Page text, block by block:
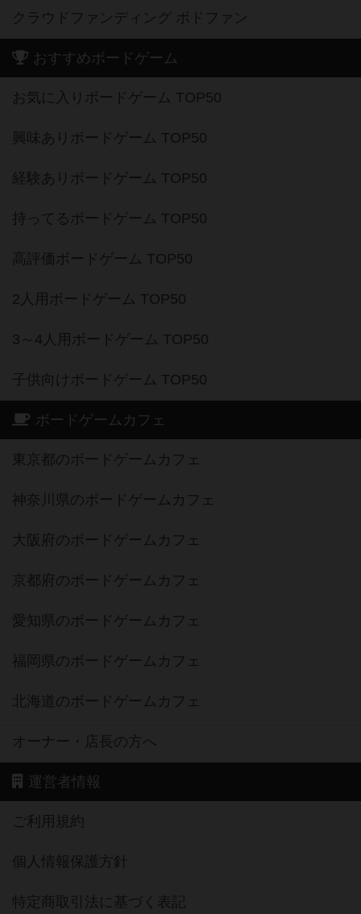
クラウドファンディング ボドファン
おすすめボードゲーム
お気に入りボードゲーム TOP50
興味ありボードゲーム TOP50
経験ありボードゲーム TOP50
持ってるボードゲーム TOP50
高評価ボードゲーム TOP50
2人用ボードゲーム TOP50
3～4人用ボードゲーム TOP50
子供向けボードゲーム TOP50
ボードゲームカフェ
東京都のボードゲームカフェ
神奈川県のボードゲームカフェ
大阪府のボードゲームカフェ
京都府のボードゲームカフェ
愛知県のボードゲームカフェ
福岡県のボードゲームカフェ
北海道のボードゲームカフェ
オーナー・店長の方へ
運営者情報
ご利用規約
個人情報保護方針
特定商取引法に基づく表記